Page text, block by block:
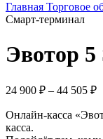
Главная Торговое
Смарт-терминал
Эвотор
24 900 ₽ – 44 505 ₽
Онлайн-касса
касса.